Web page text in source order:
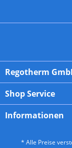
Regotherm
Shop Service
Informationen
* Alle Preise